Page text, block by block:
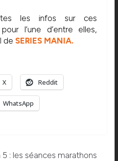
les infos sur ces
l’une d’entre elles,
de SERIES MANIA.
X Reddit
WhatsApp
: les séances marathons